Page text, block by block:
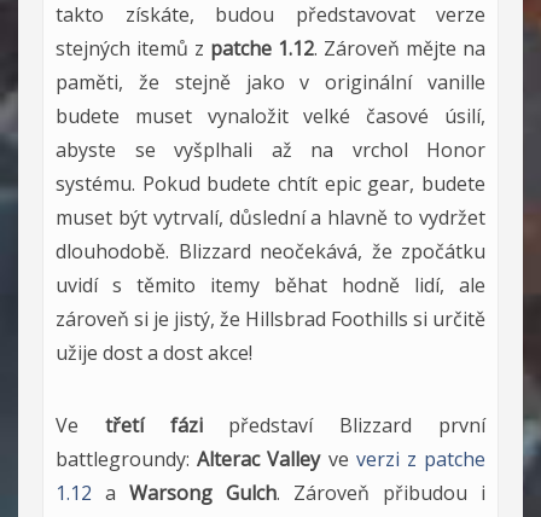
takto získáte, budou představovat verze
stejných itemů z patche 1.12. Zároveň mějte na
paměti, že stejně jako v originální vanille
budete muset vynaložit velké časové úsilí,
abyste se vyšplhali až na vrchol Honor
systému. Pokud budete chtít epic gear, budete
muset být vytrvalí, důslední a hlavně to vydržet
dlouhodobě. Blizzard neočekává, že zpočátku
uvidí s těmito itemy běhat hodně lidí, ale
zároveň si je jistý, že Hillsbrad Foothills si určitě
užije dost a dost akce!
Ve třetí fázipředstaví Blizzard první
battlegroundy:Alterac Valleyve verzi z patche
1.12 a Warsong Gulch. Zároveň přibudou i